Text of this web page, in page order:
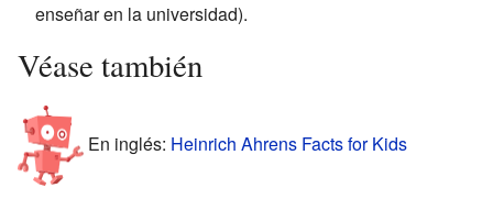
enseñar en la universidad).
Véase también
En inglés: Heinrich Ahrens Facts for Kids